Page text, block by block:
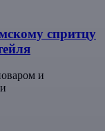
спритцу
и